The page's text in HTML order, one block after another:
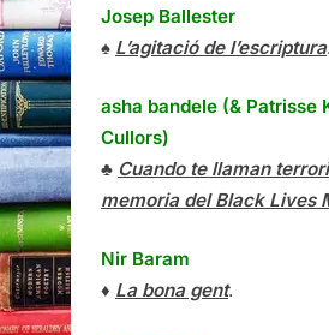
Josep Ballester
♠ L’agitació de l’escriptura.
asha bandele (& Patrisse
Cullors)
♣ Cuando te llaman
memoria del Black Lives
Nir Baram
♦ La bona gent.